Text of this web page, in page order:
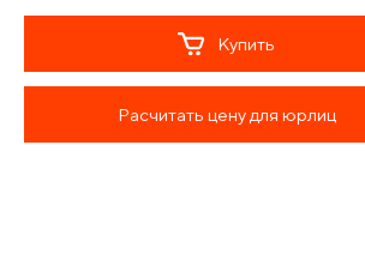
Купить
Расчитать цену для юрлиц